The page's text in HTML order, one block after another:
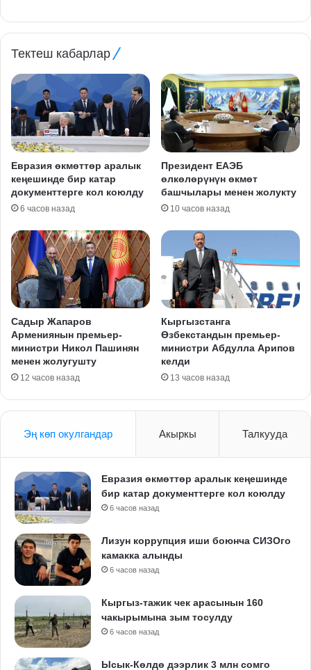
Тектеш кабарлар
Евразия өкмөттөр аралык
кеңешинде бир катар
документтерге кол коюлду
6 часов назад
Президент ЕАЭБ
өлкөлөрүнүн өкмөт
башчылары менен жолукту
10 часов назад
Садыр Жапаров
Армениянын премьер-
министри Никол Пашинян
менен жолугушту
12 часов назад
Кыргызстанга
Өзбекстандын премьер-
министри Абдулла Арипов
келди
13 часов назад
Эң көп окулгандар Акыркы Талкууда
Евразия өкмөттөр аралык кеңешинде
бир катар документтерге кол коюлду
6 часов назад
Лизун коррупция иши боюнча СИЗОго
камакка алынды
6 часов назад
Кыргыз-тажик чек арасынын 160
чакырымына зым тосулду
6 часов назад
Ысык-Көлдө дээрлик 3 млн сомго